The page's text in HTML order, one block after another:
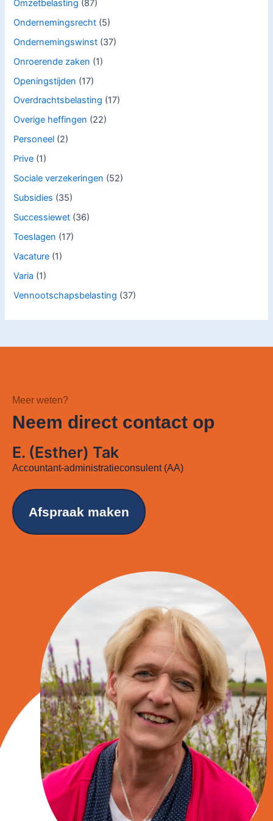
Omzetbelasting (87)
Ondernemingsrecht (5)
Ondernemingswinst (37)
Onroerende zaken (1)
Openingstijden (17)
Overdrachtsbelasting (17)
Overige heffingen (22)
Personeel (2)
Prive (1)
Sociale verzekeringen (52)
Subsidies (35)
Successiewet (36)
Toeslagen (17)
Vacature (1)
Varia (1)
Vennootschapsbelasting (37)
Meer weten?
Neem direct contact op
E. (Esther) Tak
Accountant-administratieconsulent (AA)
Afspraak maken